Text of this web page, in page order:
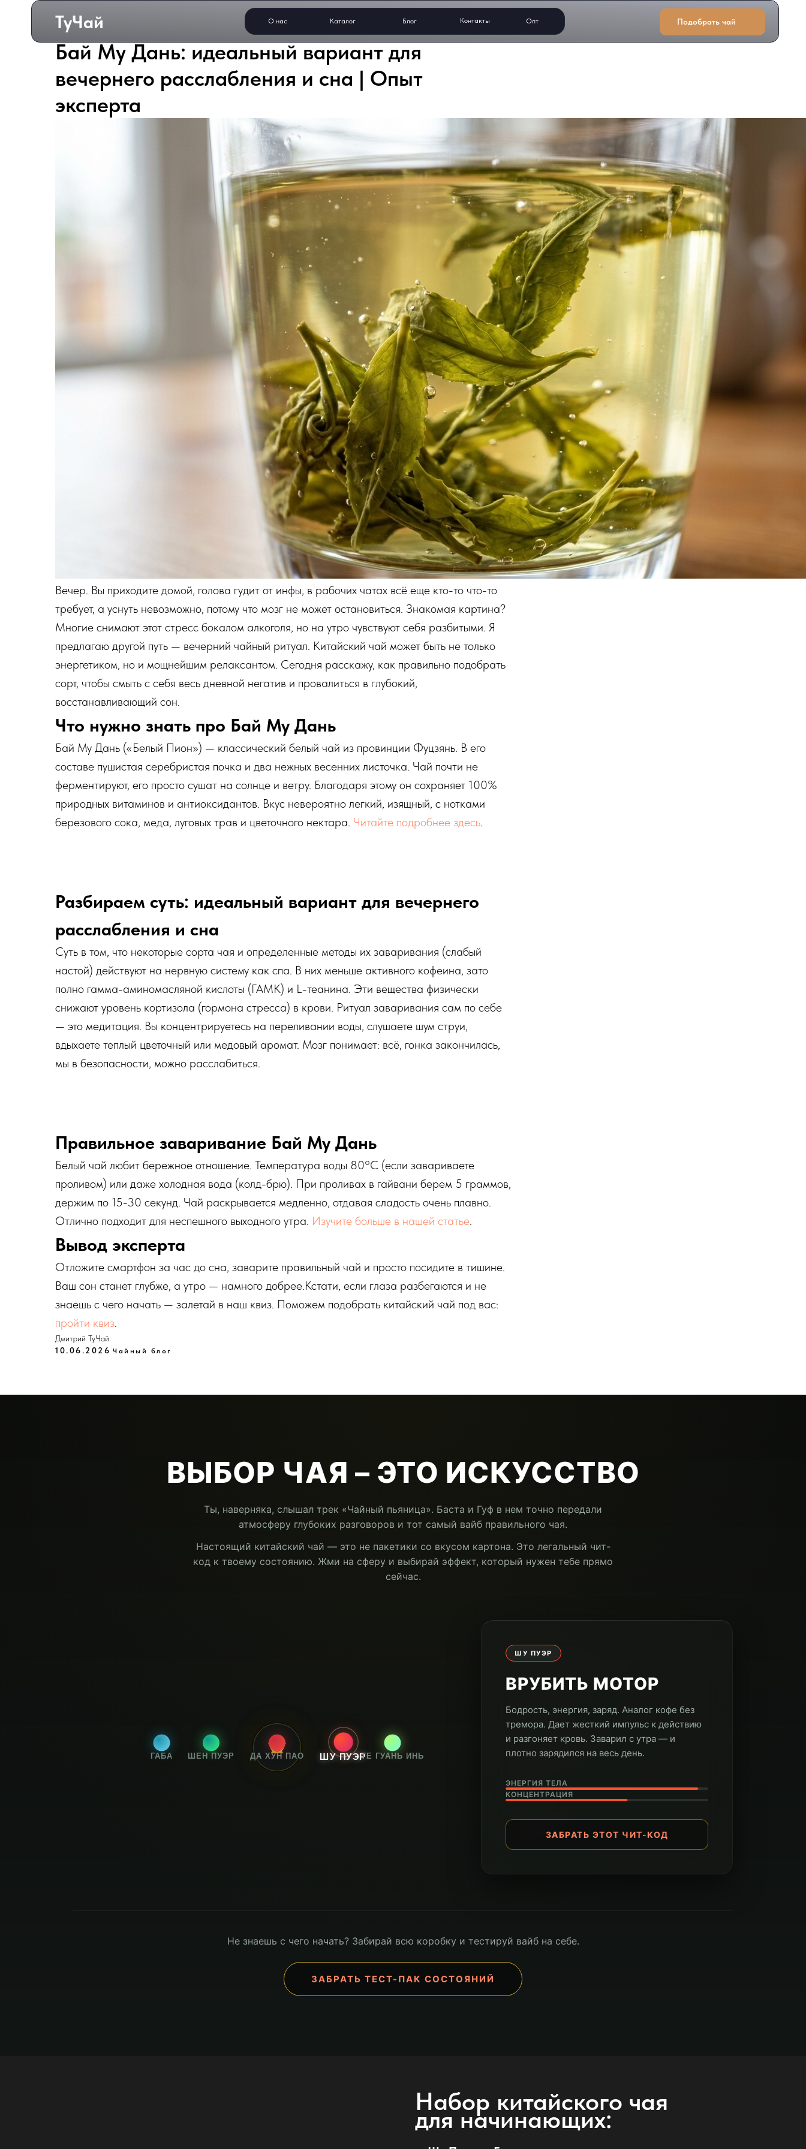
ТуЧай Подобрать чай
О нас Каталог Блог Контакты Опт
Бай Му Дань: идеальный вариант для
вечернего расслабления и сна | Опыт
эксперта
Вечер. Вы приходите домой, голова гудит от инфы, в рабочих чатах всё еще кто-то что-то
требует, а уснуть невозможно, потому что мозг не может остановиться. Знакомая картина?
Многие снимают этот стресс бокалом алкоголя, но на утро чувствуют себя разбитыми. Я
предлагаю другой путь — вечерний чайный ритуал. Китайский чай может быть не только
энергетиком, но и мощнейшим релаксантом. Сегодня расскажу, как правильно подобрать
сорт, чтобы смыть с себя весь дневной негатив и провалиться в глубокий,
восстанавливающий сон.
Что нужно знать про Бай Му Дань
Бай Му Дань («Белый Пион») — классический белый чай из провинции Фуцзянь. В его
составе пушистая серебристая почка и два нежных весенних листочка. Чай почти не
ферментируют, его просто сушат на солнце и ветру. Благодаря этому он сохраняет 100%
природных витаминов и антиоксидантов. Вкус невероятно легкий, изящный, с нотками
березового сока, меда, луговых трав и цветочного нектара. Читайте подробнее здесь.
Разбираем суть: идеальный вариант для вечернего
расслабления и сна
Суть в том, что некоторые сорта чая и определенные методы их заваривания (слабый
настой) действуют на нервную систему как спа. В них меньше активного кофеина, зато
полно гамма-аминомасляной кислоты (ГАМК) и L-теанина. Эти вещества физически
снижают уровень кортизола (гормона стресса) в крови. Ритуал заваривания сам по себе
— это медитация. Вы концентрируетесь на переливании воды, слушаете шум струи,
вдыхаете теплый цветочный или медовый аромат. Мозг понимает: всё, гонка закончилась,
мы в безопасности, можно расслабиться.
Правильное заваривание Бай Му Дань
Белый чай любит бережное отношение. Температура воды 80°C (если завариваете
проливом) или даже холодная вода (колд-брю). При проливах в гайвани берем 5 граммов,
держим по 15-30 секунд. Чай раскрывается медленно, отдавая сладость очень плавно.
Отлично подходит для неспешного выходного утра. Изучите больше в нашей статье.
Вывод эксперта
Отложите смартфон за час до сна, заварите правильный чай и просто посидите в тишине.
Ваш сон станет глубже, а утро — намного добрее.Кстати, если глаза разбегаются и не
знаешь с чего начать — залетай в наш квиз. Поможем подобрать китайский чай под вас:
пройти квиз.
Дмитрий ТуЧай
10.06.2026 Чайный блог
ВЫБОР ЧАЯ – ЭТО ИСКУССТВО
Ты, наверняка, слышал трек «Чайный пьяница». Баста и Гуф в нем точно передали
атмосферу глубоких разговоров и тот самый вайб правильного чая.
Настоящий китайский чай — это не пакетики со вкусом картона. Это легальный чит-
код к твоему состоянию. Жми на сферу и выбирай эффект, который нужен тебе прямо
сейчас.
ГАБА ШЕН ПУЭР ШУ ПУЭРТЕ ГУАНЬ ИНЬ
ДА ХУН ПАО
ШУ ПУЭР
ВРУБИТЬ МОТОР
Бодрость, энергия, заряд. Аналог кофе без
тремора. Дает жесткий импульс к действию
и разгоняет кровь. Заварил с утра — и
плотно зарядился на весь день.
ЭНЕРГИЯ ТЕЛА
КОНЦЕНТРАЦИЯ
ЗАБРАТЬ ЭТОТ ЧИТ-КОД
Не знаешь с чего начать? Забирай всю коробку и тестируй вайб на себе.
ЗАБРАТЬ ТЕСТ-ПАК СОСТОЯНИЙ
Набор китайского чая
для начинающих: